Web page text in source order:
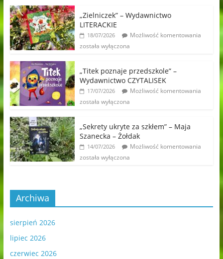
„Zielniczek” – Wydawnictwo
LITERACKIE
18/07/2026
Możliwość komentowania
została wyłączona
„Titek poznaje przedszkole” –
Wydawnictwo CZYTALISEK
17/07/2026
Możliwość komentowania
została wyłączona
„Sekrety ukryte za szkłem” – Maja
Szanecka – Żołdak
14/07/2026
Możliwość komentowania
została wyłączona
Archiwa
sierpień 2026
lipiec 2026
czerwiec 2026